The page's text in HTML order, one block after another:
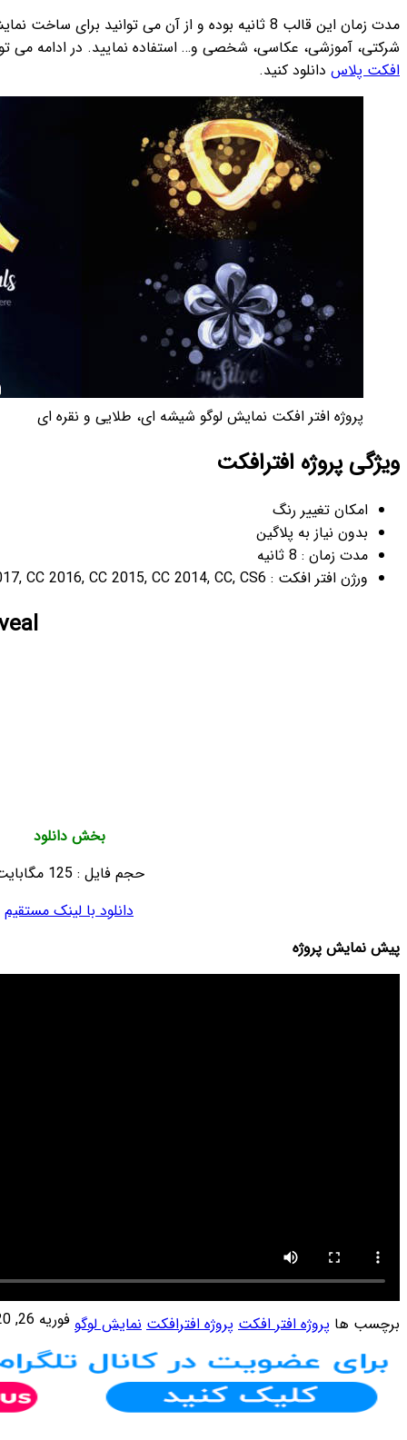
بوده و از آن می توانید برای ساخت نمایش لوگو در موضوعات مختلف از جمله :
در ادامه می توانید این پروژه را بصورت رایگان از سایتافتر
طلایی و نقره ای
Glossy|Silver|Gold Logo Reveal
نمایش لوگو فوریه 26, 2020 4
4,777